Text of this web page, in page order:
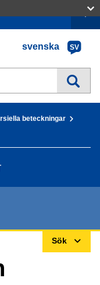
svenska
SV
beteckningar
Sök